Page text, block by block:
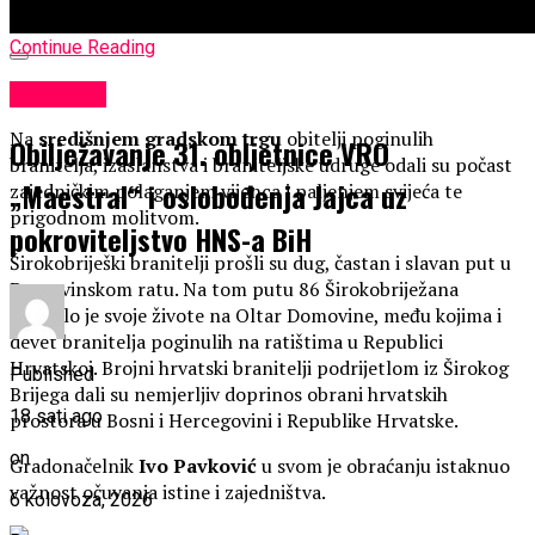
Na središnjem gradskom trgu obitelji poginulih
branitelja, izaslanstva i braniteljske udruge odali su počast
zajedničkim polaganjem vijenca i paljenjem svijeća te
prigodnom molitvom.
Širokobriješki branitelji prošli su dug, častan i slavan put u
Domovinskom ratu. Na tom putu 86 Širokobriježana
položilo je svoje živote na Oltar Domovine, među kojima i
devet branitelja poginulih na ratištima u Republici
Hrvatskoj. Brojni hrvatski branitelji podrijetlom iz Širokog
Brijega dali su nemjerljiv doprinos obrani hrvatskih
prostora u Bosni i Hercegovini i Republike Hrvatske.
GradonačelnikIvo Pavkoviću svom je obraćanju istaknuo
važnost očuvanja istine i zajedništva.
Continue Reading
Obilježavanje 31. obljetnice VRO
„Maestral“ i oslobođenja Jajca uz
pokroviteljstvo HNS-a BiH
Published
18 sati ago
on
6 kolovoza, 2026